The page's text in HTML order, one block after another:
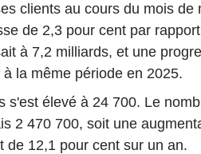
clients au cours du mois de
de 2,3 pour cent par
à 7,2 milliards, et une
la même période en 2025.
s'est élevé à 24 700. Le
2 470 700, soit une
de 12,1 pour cent sur un an.